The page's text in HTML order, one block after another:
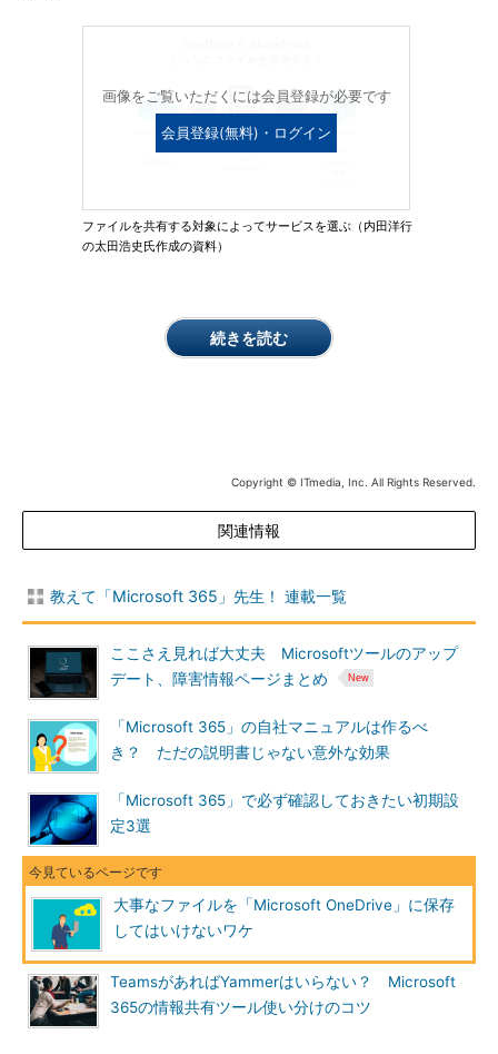
画像をご覧いただくには会員登録が必要です
会員登録(無料)・ログイン
ファイルを共有する対象によってサービスを選ぶ（内田洋行
の太田浩史氏作成の資料）
続きを読む
Copyright © ITmedia, Inc. All Rights Reserved.
関連情報
教えて「Microsoft 365」先生！ 連載一覧
ここさえ見れば大丈夫 Microsoftツールのアップ
デート、障害情報ページまとめ
「Microsoft 365」の自社マニュアルは作るべ
き？ ただの説明書じゃない意外な効果
「Microsoft 365」で必ず確認しておきたい初期設
定3選
大事なファイルを「Microsoft OneDrive」に保存
してはいけないワケ
TeamsがあればYammerはいらない？ Microsoft
365の情報共有ツール使い分けのコツ